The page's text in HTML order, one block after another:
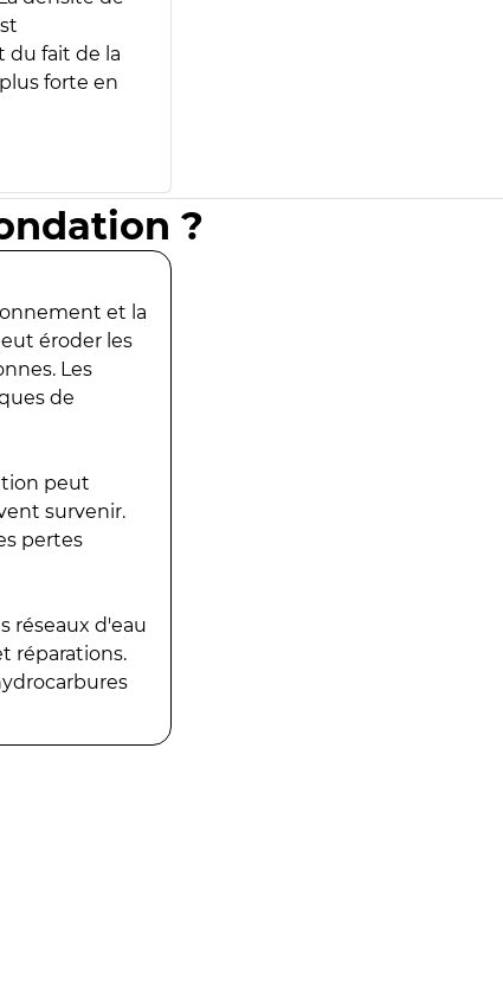
du fait de la
forte en
?
et la
éroder les
Les
de
peut
survenir.
pertes
réseaux d'eau
réparations.